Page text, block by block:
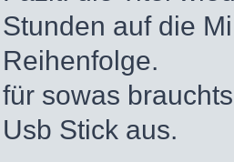
Stunden auf die
Reihenfolge.
für sowas
Usb Stick aus.